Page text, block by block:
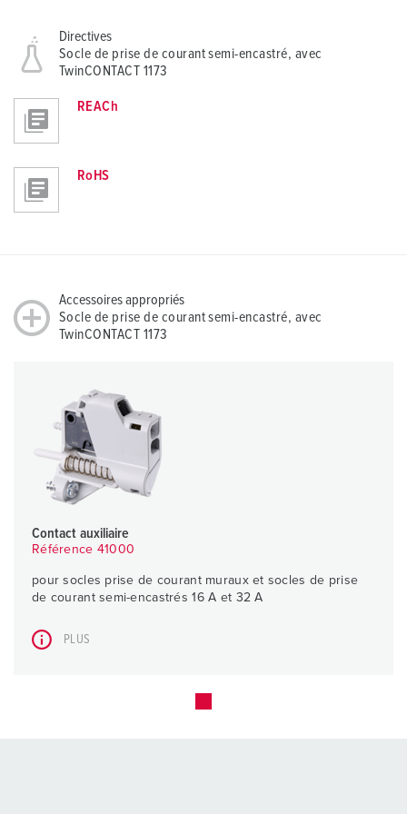
Directives
Socle de prise de courant semi-encastré, avec
TwinCONTACT 1173
REACh
RoHS
Accessoires appropriés
Socle de prise de courant semi-encastré, avec
TwinCONTACT 1173
Contact auxiliaire
Référence 41000
pour socles prise de courant muraux et socles de prise
de courant semi-encastrés 16 A et 32 A
PLUS